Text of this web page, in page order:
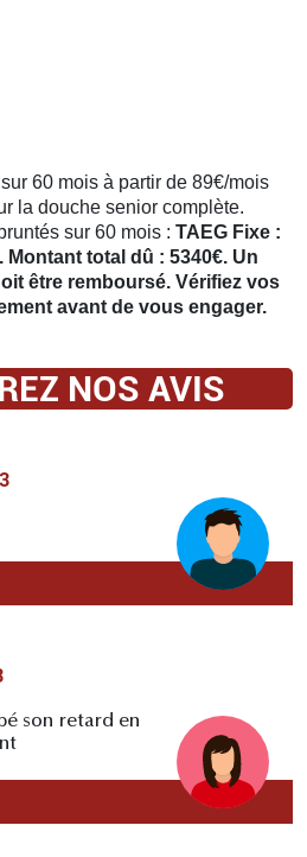
60 mois à partir de 89€/mois
la douche senior complète.
sur 60 mois : TAEG Fixe :
Montant total dû : 5340€. Un
être remboursé. Vérifiez vos
avant de vous engager.
NOS AVIS
son retard en